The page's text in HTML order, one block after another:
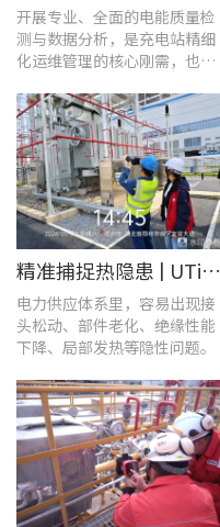
开展专业、全面的电能质量检
测与数据分析，是充电站精细
化运维管理的核心刚需，也是
转的关键环节。
精准捕捉热隐患 | UTi1020C红外热成像仪在发电站的实测应用
电力供应体系里，容易出现接
头松动、部件老化、绝缘性能
下降、局部发热等隐性问题。